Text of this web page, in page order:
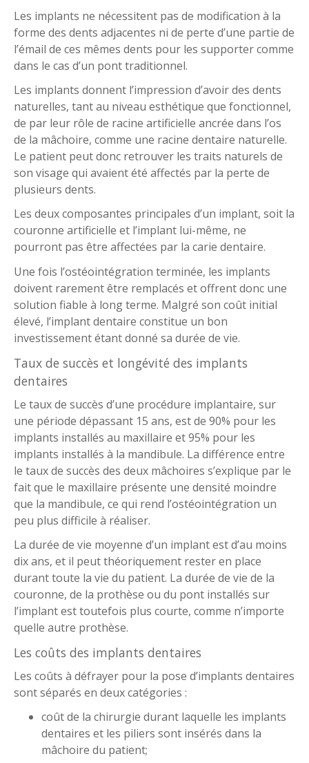
Les implants ne nécessitent pas de modification à la
forme des dents adjacentes ni de perte d’une partie de
l’émail de ces mêmes dents pour les supporter comme
dans le cas d’un pont traditionnel.
Les implants donnent l’impression d’avoir des dents
naturelles, tant au niveau esthétique que fonctionnel,
de par leur rôle de racine artificielle ancrée dans l’os
de la mâchoire, comme une racine dentaire naturelle.
Le patient peut donc retrouver les traits naturels de
son visage qui avaient été affectés par la perte de
plusieurs dents.
Les deux composantes principales d’un implant, soit la
couronne artificielle et l’implant lui-même, ne
pourront pas être affectées par la carie dentaire.
Une fois l’ostéointégration terminée, les implants
doivent rarement être remplacés et offrent donc une
solution fiable à long terme. Malgré son coût initial
élevé, l’implant dentaire constitue un bon
investissement étant donné sa durée de vie.
Taux de succès et longévité des implants
dentaires
Le taux de succès d’une procédure implantaire, sur
une période dépassant 15 ans, est de 90% pour les
implants installés au maxillaire et 95% pour les
implants installés à la mandibule. La différence entre
le taux de succès des deux mâchoires s’explique par le
fait que le maxillaire présente une densité moindre
que la mandibule, ce qui rend l’ostéointégration un
peu plus difficile à réaliser.
La durée de vie moyenne d’un implant est d’au moins
dix ans, et il peut théoriquement rester en place
durant toute la vie du patient. La durée de vie de la
couronne, de la prothèse ou du pont installés sur
l’implant est toutefois plus courte, comme n’importe
quelle autre prothèse.
Les coûts des implants dentaires
Les coûts à défrayer pour la pose d’implants dentaires
sont séparés en deux catégories :
coût de la chirurgie durant laquelle les implants
dentaires et les piliers sont insérés dans la
mâchoire du patient;